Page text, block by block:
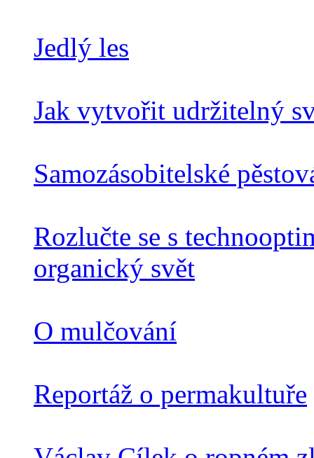
Jedlý les
Jak vytvořit udržitelný
Samozásobitelské
Rozlučte se s
organický svět
O mulčování
Reportáž o permakultuře